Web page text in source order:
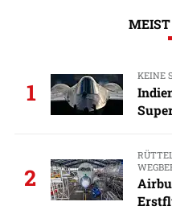
MEIST
1
KEINE
2